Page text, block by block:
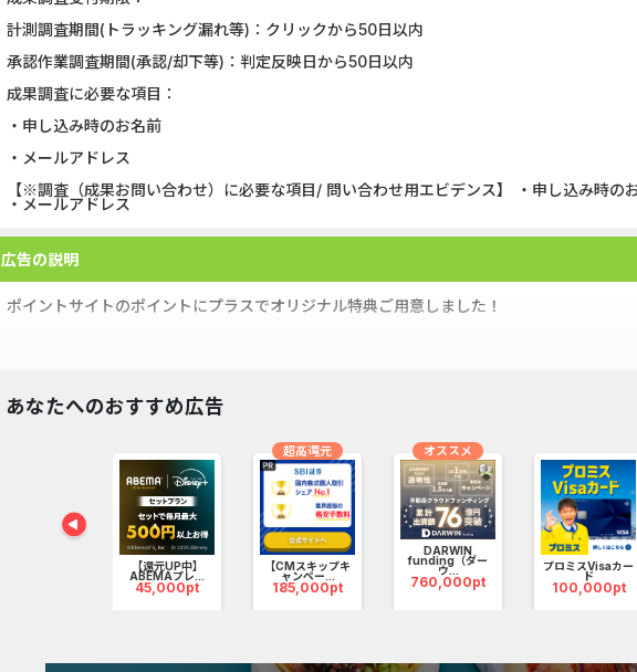
計測調査期間(トラッキング漏れ等)：クリックから50日以内
承認作業調査期間(承認/却下等)：判定反映日から50日以内
成果調査に必要な項目：
・申し込み時のお名前
・メールアドレス
【※調査（成果お問い合わせ）に必要な項目/ 問い合わせ用エビデンス】 ・申し込み時の
・メールアドレス
広告の説明
ポイントサイトのポイントにプラスでオリジナル特典ご用意しました！
■□■□■□■□■□■□■□■□■□■□■□■□■□■□■□■□■□■□■□■
＼本格的な"お金のAI診断"と"FPコンサル無料"で受けられる！／
あなたへのおすすめ広告
【還元UP中】
ABEMAプレ...
45,000pt
【CMスキップキ
ャンペー...
185,000pt
超高還元
DARWIN
funding（ダー
ウ...
760,000pt
オススメ
プロミスVisaカー
ド
100,000pt